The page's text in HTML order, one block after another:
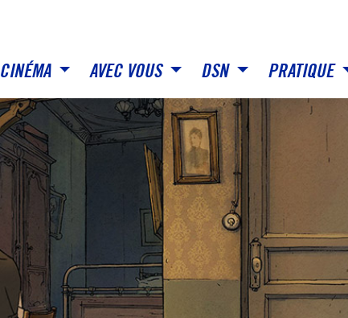
CINÉMA AVEC VOUS DSN PRATIQUE